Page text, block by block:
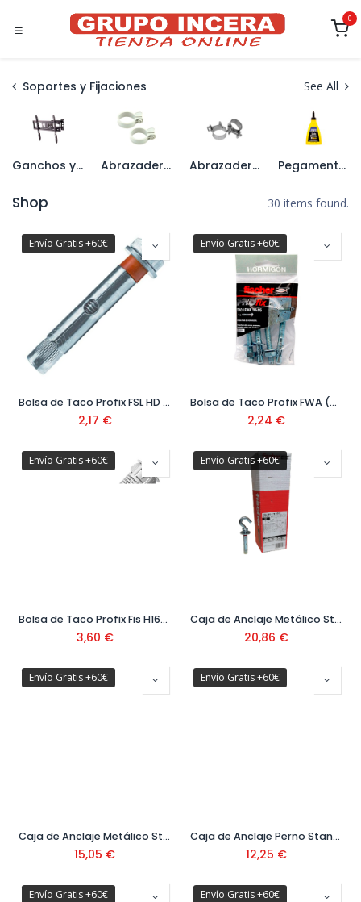
0
Soportes y Fijaciones See All
Ganchos y Soportes Abrazaderas Plásticas Abrazaderas Metálicas Pegamentos y Espumas
Shop 30 items found.
Envío Gratis +60€
Bolsa de Taco Profix FSL HD (4 uds) 8x60 mm
2,17 €
Envío Gratis +60€
Bolsa de Taco Profix FWA (4 uds) Ref: 518059
2,24 €
Envío Gratis +60€
Bolsa de Taco Profix Fis H16x85 K (8 uds) Ref: 518065
3,60 €
Envío Gratis +60€
Caja de Anclaje Metálico Standard FSL H D Ref: 88756
20,86 €
Envío Gratis +60€
Caja de Anclaje Metálico Standard FSL D Ref: 45657
15,05 €
Envío Gratis +60€
Caja de Anclaje Perno Standard FWA ( 50 uds) Ref: 45793
12,25 €
Envío Gratis +60€ Envío Gratis +60€